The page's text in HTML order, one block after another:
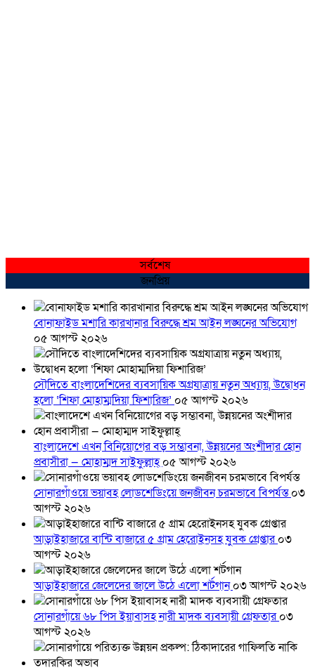
সর্বশেষ
জনপ্রিয়
বোনাফাইড মশারি কারখানার বিরুদ্ধে শ্রম আইন লঙ্ঘনের অভিযোগ
০৫ আগস্ট ২০২৬
সৌদিতে বাংলাদেশিদের ব্যবসায়িক অগ্রযাত্রায় নতুন অধ্যায়, উদ্বোধন
হলো ‘শিফা মোহাম্মদিয়া ফিশারিজ’ ০৫ আগস্ট ২০২৬
বাংলাদেশে এখন বিনিয়োগের বড় সম্ভাবনা, উন্নয়নের অংশীদার হোন
প্রবাসীরা — মোহাম্মদ সাইফুল্লাহ্০৫ আগস্ট ২০২৬
সোনারগাঁওয়ে ভয়াবহ লোডশেডিংয়ে জনজীবন চরমভাবে বিপর্যস্ত০৩
আগস্ট ২০২৬
আড়াইহাজারে বান্টি বাজারে ৫ গ্রাম হেরোইনসহ যুবক গ্রেপ্তার০৩
আগস্ট ২০২৬
আড়াইহাজারে জেলেদের জালে উঠে এলো শর্টগান০৩ আগস্ট ২০২৬
সোনারগাঁয়ে ৬৮ পিস ইয়াবাসহ নারী মাদক ব্যবসায়ী গ্রেফতার০৩
আগস্ট ২০২৬